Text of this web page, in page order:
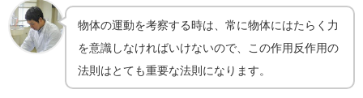
物体の運動を考察する時は、常に物体にはたらく力
を意識しなければいけないので、この作用反作用の
法則はとても重要な法則になります。